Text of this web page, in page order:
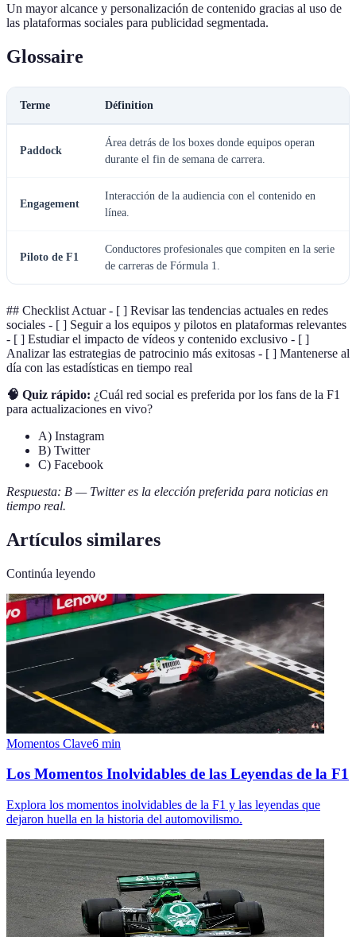
Un mayor alcance y personalización de contenido gracias al uso de
las plataformas sociales para publicidad segmentada.
Glossaire
Terme Définition
Paddock
Área detrás de los boxes donde equipos operan
durante el fin de semana de carrera.
Engagement
Interacción de la audiencia con el contenido en
línea.
Piloto de F1
Conductores profesionales que compiten en la serie
de carreras de Fórmula 1.
## Checklist Actuar - [ ] Revisar las tendencias actuales en redes
sociales - [ ] Seguir a los equipos y pilotos en plataformas relevantes
- [ ] Estudiar el impacto de vídeos y contenido exclusivo - [ ]
Analizar las estrategias de patrocinio más exitosas - [ ] Mantenerse al
día con las estadísticas en tiempo real
🧠 Quiz rápido: ¿Cuál red social es preferida por los fans de la F1
para actualizaciones en vivo?
A) Instagram
B) Twitter
C) Facebook
Respuesta: B — Twitter es la elección preferida para noticias en
tiempo real.
Artículos similares
Continúa leyendo
Momentos Clave6 min
Los Momentos Inolvidables de las Leyendas de la F1
Explora los momentos inolvidables de la F1 y las leyendas que
dejaron huella en la historia del automovilismo.